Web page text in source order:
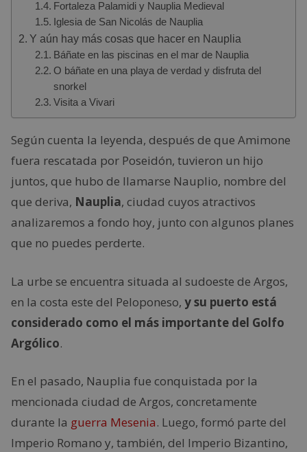
Fortaleza Palamidi y Nauplia Medieval
Iglesia de San Nicolás de Nauplia
Y aún hay más cosas que hacer en Nauplia
Báñate en las piscinas en el mar de Nauplia
O báñate en una playa de verdad y disfruta del
snorkel
Visita a Vivari
Según cuenta la leyenda, después de que Amimone
fuera rescatada por Poseidón, tuvieron un hijo
juntos, que hubo de llamarse Nauplio, nombre del
que deriva, Nauplia, ciudad cuyos atractivos
analizaremos a fondo hoy, junto con algunos planes
que no puedes perderte.
La urbe se encuentra situada al sudoeste de Argos,
en la costa este del Peloponeso, y su puerto está
considerado como el más importante del Golfo
Argólico.
En el pasado, Nauplia fue conquistada por la
mencionada ciudad de Argos, concretamente
durante la guerra Mesenia. Luego, formó parte del
Imperio Romano y, también, del Imperio Bizantino,